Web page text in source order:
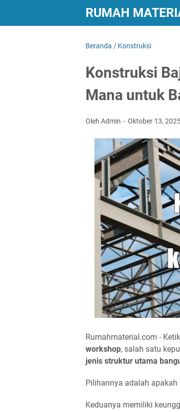
RUMAH
Beranda / Konstruksi
Konstruksi
Mana untuk
Oleh Admin Oktober 13,
Rumahmaterial.com -
workshop, salah satu
jenis struktur utama
Pilihannya adalah
Keduanya memiliki